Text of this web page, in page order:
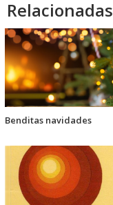
Relacionadas
Benditas navidades